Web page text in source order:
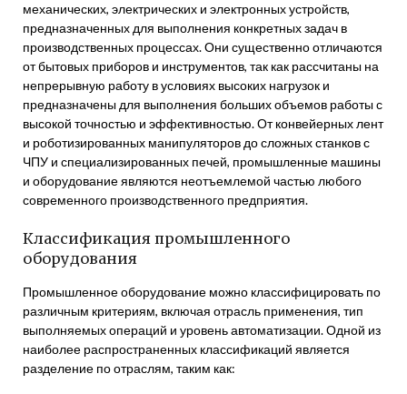
механических, электрических и электронных устройств,
предназначенных для выполнения конкретных задач в
производственных процессах. Они существенно отличаются
от бытовых приборов и инструментов, так как рассчитаны на
непрерывную работу в условиях высоких нагрузок и
предназначены для выполнения больших объемов работы с
высокой точностью и эффективностью. От конвейерных лент
и роботизированных манипуляторов до сложных станков с
ЧПУ и специализированных печей, промышленные машины
и оборудование являются неотъемлемой частью любого
современного производственного предприятия.
Классификация промышленного
оборудования
Промышленное оборудование можно классифицировать по
различным критериям, включая отрасль применения, тип
выполняемых операций и уровень автоматизации. Одной из
наиболее распространенных классификаций является
разделение по отраслям, таким как: